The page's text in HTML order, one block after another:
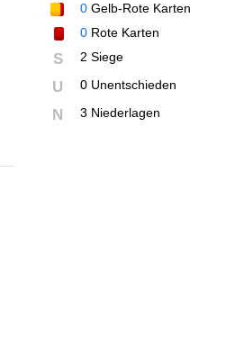
0Gelb-Rote Karten
0Rote Karten
S 2 Siege
U 0 Unentschieden
N 3 Niederlagen